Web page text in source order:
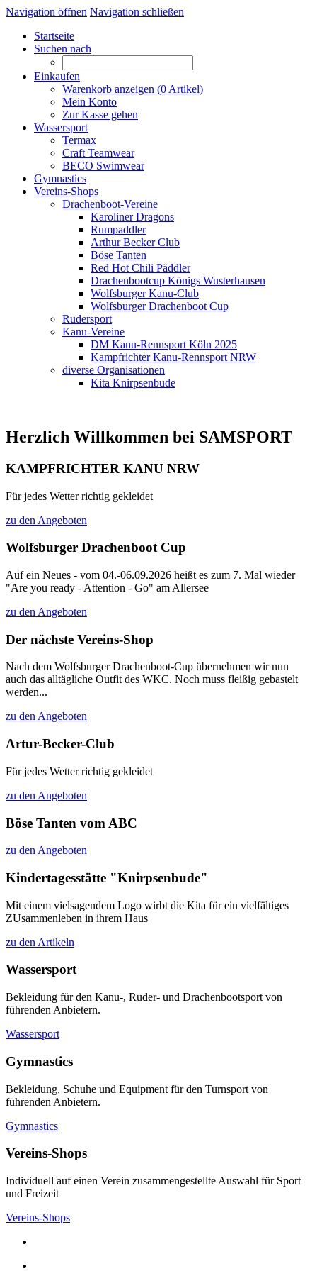
Navigation öffnen Navigation schließen
Startseite
Suchen nach
Einkaufen
Warenkorb anzeigen (0 Artikel)
Mein Konto
Zur Kasse gehen
Wassersport
Termax
Craft Teamwear
BECO Swimwear
Gymnastics
Vereins-Shops
Drachenboot-Vereine
Karoliner Dragons
Rumpaddler
Arthur Becker Club
Böse Tanten
Red Hot Chili Päddler
Drachenbootcup Königs Wusterhausen
Wolfsburger Kanu-Club
Wolfsburger Drachenboot Cup
Rudersport
Kanu-Vereine
DM Kanu-Rennsport Köln 2025
Kampfrichter Kanu-Rennsport NRW
diverse Organisationen
Kita Knirpsenbude
Herzlich Willkommen bei SAMSPORT
KAMPFRICHTER KANU NRW
Für jedes Wetter richtig gekleidet
zu den Angeboten
Wolfsburger Drachenboot Cup
Auf ein Neues - vom 04.-06.09.2026 heißt es zum 7. Mal wieder
"Are you ready - Attention - Go" am Allersee
zu den Angeboten
Der nächste Vereins-Shop
Nach dem Wolfsburger Drachenboot-Cup übernehmen wir nun
auch das alltägliche Outfit des WKC. Noch muss fleißig gebastelt
werden...
zu den Angeboten
Artur-Becker-Club
Für jedes Wetter richtig gekleidet
zu den Angeboten
Böse Tanten vom ABC
zu den Angeboten
Kindertagesstätte "Knirpsenbude"
Mit einem vielsagendem Logo wirbt die Kita für ein vielfältiges
ZUsammenleben in ihrem Haus
zu den Artikeln
Wassersport
Bekleidung für den Kanu-, Ruder- und Drachenbootsport von
führenden Anbietern.
Wassersport
Gymnastics
Bekleidung, Schuhe und Equipment für den Turnsport von
führenden Anbietern.
Gymnastics
Vereins-Shops
Individuell auf einen Verein zusammengestellte Auswahl für Sport
und Freizeit
Vereins-Shops